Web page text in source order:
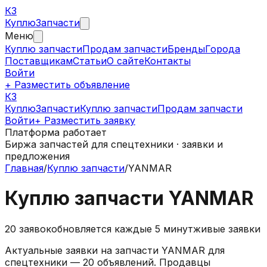
КЗ
КуплюЗапчасти
Меню
Куплю запчастиПродам запчастиБрендыГорода
ПоставщикамСтатьиО сайтеКонтакты
Войти
+ Разместить объявление
КЗ
КуплюЗапчастиКуплю запчастиПродам запчасти
Войти+ Разместить заявку
Платформа работает
Биржа запчастей для спецтехники · заявки и
предложения
Главная/Куплю запчасти/YANMAR
Куплю запчасти YANMAR
20 заявокобновляется каждые 5 минутживые заявки
Актуальные заявки на запчасти YANMAR для
спецтехники — 20 объявлений. Продавцы